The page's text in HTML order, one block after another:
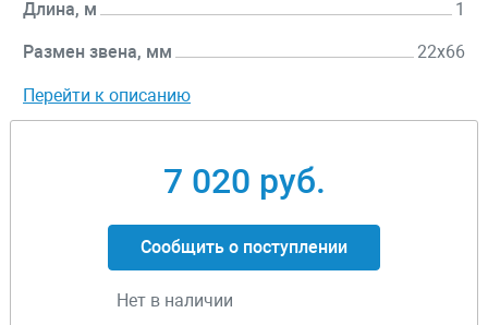
Длина, м 1
Размен звена, мм 22х66
Перейти к описанию
7 020 руб.
Сообщить о поступлении
Нет в наличии